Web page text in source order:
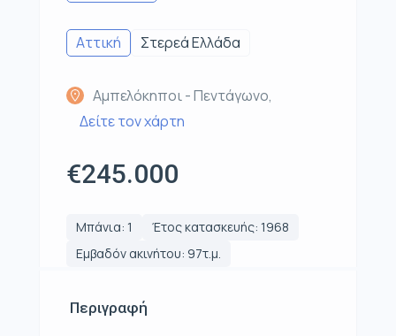
Αττική Στερεά Ελλάδα
Αμπελόκηποι - Πεντάγωνο,
Δείτε τον χάρτη
€245.000
Μπάνια: 1
Έτος κατασκευής: 1968
Εμβαδόν ακινήτου: 97τ.μ.
Περιγραφή